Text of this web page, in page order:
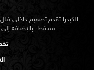
الكيدرا تقدم تصميم داخلي
مسقط، بالإضافة إلى تصميم حدائق ومشاريع خارجية فاخرة.